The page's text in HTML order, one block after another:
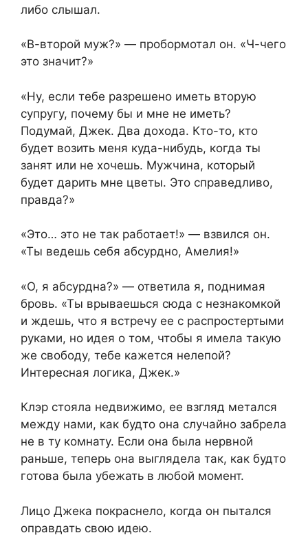
либо слышал.
«В-второй муж?» — пробормотал он. «Ч-чего
это значит?»
«Ну, если тебе разрешено иметь вторую
супругу, почему бы и мне не иметь?
Подумай, Джек. Два дохода. Кто-то, кто
будет возить меня куда-нибудь, когда ты
занят или не хочешь. Мужчина, который
будет дарить мне цветы. Это справедливо,
правда?»
«Это… это не так работает!» — взвился он.
«Ты ведешь себя абсурдно, Амелия!»
«О, я абсурдна?» — ответила я, поднимая
бровь. «Ты врываешься сюда с незнакомкой
и ждешь, что я встречу ее с распростертыми
руками, но идея о том, чтобы я имела такую
же свободу, тебе кажется нелепой?
Интересная логика, Джек.»
Клэр стояла недвижимо, ее взгляд метался
между нами, как будто она случайно забрела
не в ту комнату. Если она была нервной
раньше, теперь она выглядела так, как будто
готова была убежать в любой момент.
Лицо Джека покраснело, когда он пытался
оправдать свою идею.